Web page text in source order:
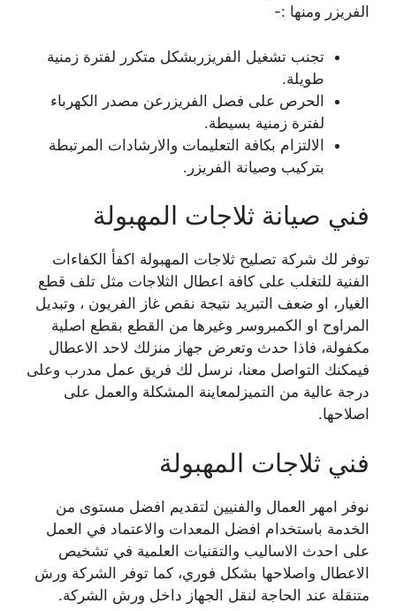
الفريزر ومنها :-
تجنب تشغيل الفريزربشكل متكرر لفترة زمنية
طويلة.
الحرص على فصل الفريزرعن مصدر الكهرباء
لفترة زمنية بسيطة.
الالتزام بكافة التعليمات والارشادات المرتبطة
بتركيب وصيانة الفريزر.
فني صيانة ثلاجات المهبولة
توفر لك شركة تصليح ثلاجات المهبولة اكفأ الكفاءات
الفنية للتغلب على كافة اعطال الثلاجات مثل تلف قطع
الغيار، او ضعف التبريد نتيجة نقص غاز الفريون ، وتبديل
المراوح او الكمبروسر وغيرها من القطع بقطع اصلية
مكفولة، فاذا حدث وتعرض جهاز منزلك لاحد الاعطال
فيمكنك التواصل معنا، نرسل لك فريق عمل مدرب وعلى
درجة عالية من التميزلمعاينة المشكلة والعمل على
اصلاحها.
فني ثلاجات المهبولة
نوفر امهر العمال والفنيين لتقديم افضل مستوى من
الخدمة باستخدام افضل المعدات والاعتماد في العمل
على احدث الاساليب والتقنيات العلمية في تشخيص
الاعطال واصلاحها بشكل فوري، كما توفر الشركة ورش
متنقلة عند الحاجة لنقل الجهاز داخل ورش الشركة.